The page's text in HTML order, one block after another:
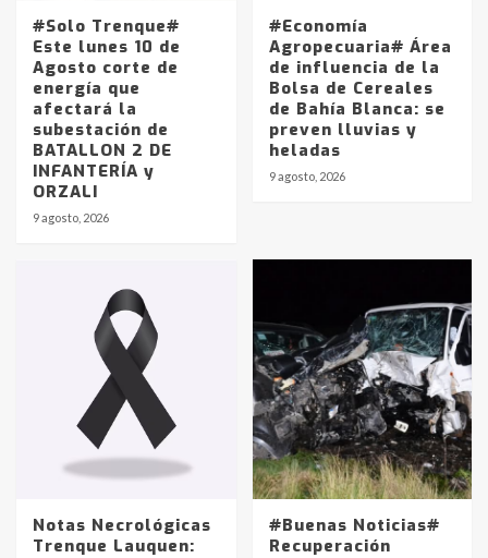
#Solo Trenque#
Este lunes 10 de
Agosto corte de
energía que
afectará la
subestación de
BATALLON 2 DE
INFANTERÍA y
ORZALI
9 agosto, 2026
#Economía
Agropecuaria# Área
de influencia de la
Bolsa de Cereales
de Bahía Blanca: se
preven lluvias y
heladas
9 agosto, 2026
Notas Necrológicas
Trenque Lauquen:
#Buenas Noticias#
Recuperación
protagonistas del fatal accidente
en la mañana del lunes
Accidente en Ruta 5: falleció un
joven de Trenque Lauquen
5
Los precios de los combustibles en
La Pampa, desde YPF hasta Axion
entre 857 a 1338 pesos